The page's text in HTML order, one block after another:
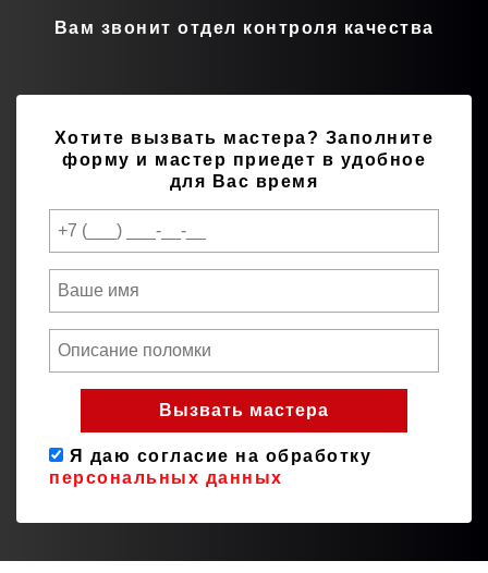
Вам звонит отдел контроля качества
Хотите вызвать мастера? Заполните
форму и мастер приедет в удобное
для Вас время
Я даю согласие на обработку
персональных данных